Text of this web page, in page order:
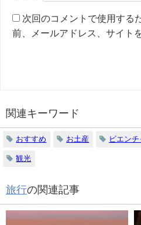
次回のコメントで使用する
前、メールアドレス、サイト
関連キーワード
おすすめ お土産 ビエンチ
観光
旅行の関連記事